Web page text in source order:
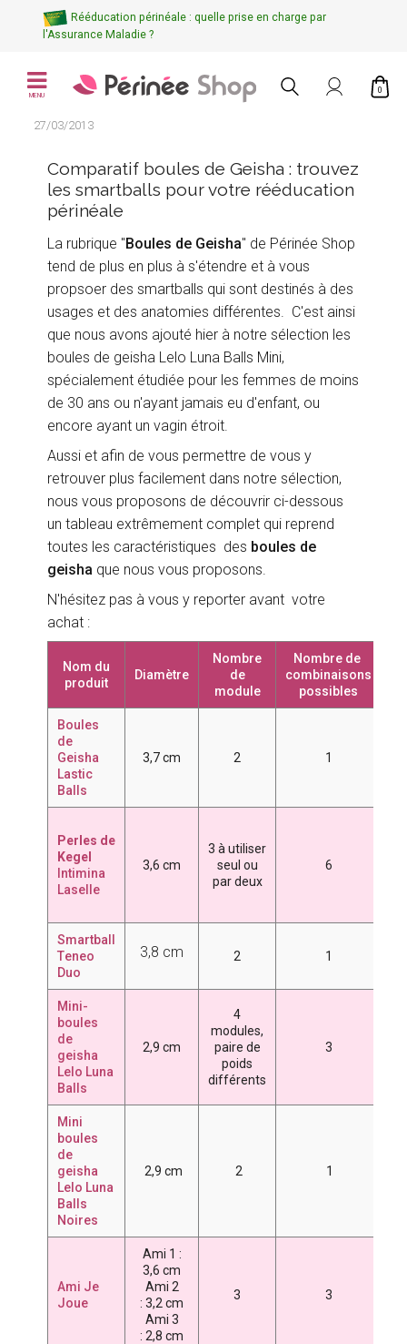
Rééducation périnéale : quelle prise en charge par
l'Assurance Maladie ?
MENU
0
27/03/2013
Comparatif boules de Geisha : trouvez
les smartballs pour votre rééducation
périnéale
La rubrique "Boules de Geisha" de Périnée Shop
tend de plus en plus à s'étendre et à vous
propsoer des smartballs qui sont destinés à des
usages et des anatomies différentes. C'est ainsi
que nous avons ajouté hier à notre sélection les
boules de geisha Lelo Luna Balls Mini,
spécialement étudiée pour les femmes de moins
de 30 ans ou n'ayant jamais eu d'enfant, ou
encore ayant un vagin étroit.
Aussi et afin de vous permettre de vous y
retrouver plus facilement dans notre sélection,
nous vous proposons de découvrir ci-dessous
un tableau extrêmement complet qui reprend
toutes les caractéristiques des boules de
geisha que nous vous proposons.
N'hésitez pas à vous y reporter avant votre
achat :
Nom du
produit
Diamètre
Nombre
de
module
Nombre de
combinaisons
possibles
Boules
de
Geisha
Lastic
Balls
3,7 cm 2 1
Perles de
Kegel
Intimina
Laselle
3,6 cm
3 à utiliser
seul ou
par deux
6
Smartball
Teneo
Duo
3,8 cm 2 1
Mini-
boules
de
geisha
Lelo Luna
Balls
2,9 cm
4
modules,
paire de
poids
différents
3
Mini
boules
de
geisha
Lelo Luna
Balls
Noires
2,9 cm 2 1
Ami Je
Joue
Ami 1 :
3,6 cm
Ami 2
:3,2 cm
Ami 3
:2,8 cm
3 3